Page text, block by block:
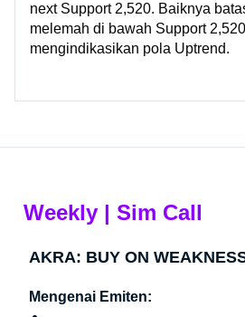
next Support 2,520. Baiknya
melemah di bawah Support
mengindikasikan pola Uptrend.
Weekly | Sim Call​
AKRA: BUY ON
Mengenai Emiten: